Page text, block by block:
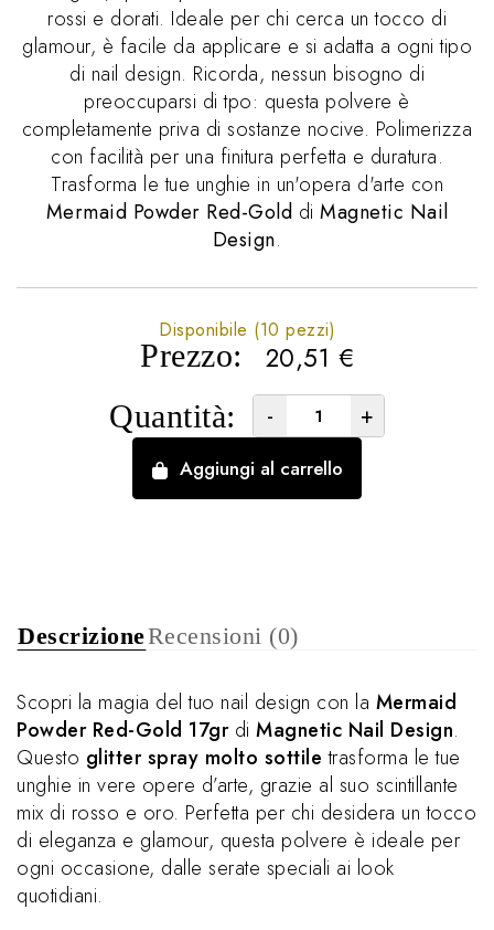
rossi e dorati. Ideale per chi cerca un tocco di
glamour, è facile da applicare e si adatta a ogni tipo
di nail design. Ricorda, nessun bisogno di
preoccuparsi di tpo: questa polvere è
completamente priva di sostanze nocive. Polimerizza
con facilità per una finitura perfetta e duratura.
Trasforma le tue unghie in un'opera d'arte con
Mermaid Powder Red-Gold di Magnetic Nail
Design.
Prezzo: 20,51 €
Disponibile (10 pezzi)
Quantità: - +
Aggiungi al carrello
DescrizioneRecensioni (0)
Scopri la magia del tuo nail design con la Mermaid
Powder Red-Gold 17grdi Magnetic Nail Design.
Questo glitter spray molto sottile trasforma le tue
unghie in vere opere d’arte, grazie al suo scintillante
mix di rosso e oro. Perfetta per chi desidera un tocco
di eleganza e glamour, questa polvere è ideale per
ogni occasione, dalle serate speciali ai look
quotidiani.